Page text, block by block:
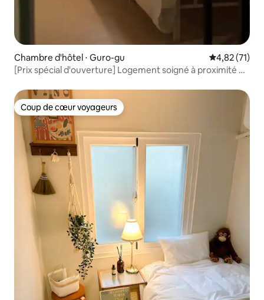
Chambre d'hôtel ⋅ Guro-gu Évaluation
4,82 (71)
[Prix spécial d'ouverture] Logement soigné à proximité de
Coup de cœur voyageurs
Coup de cœur voyageurs